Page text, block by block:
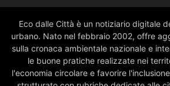
Eco dalle Città è un notiziario digitale
urbano. Nato nel febbraio 2002, offre
sulla cronaca ambientale nazionale e
le buone pratiche realizzate nei
l'economia circolare e favorire